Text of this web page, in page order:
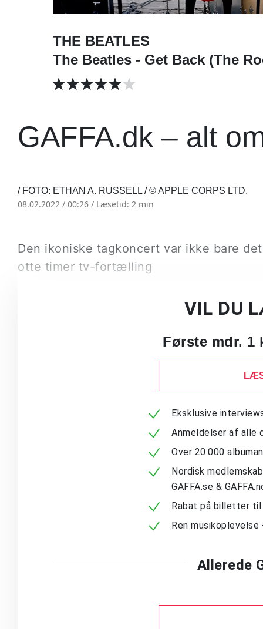
THE BEATLES
The Beatles - Get Back (The
GAFFA.dk – alt
/ FOTO: ETHAN A. RUSSELL / © APPLE CORPS LTD.
08.02.2022 / 00:26 / Læsetid: 2 min
Den ikoniske tagkoncert var ikke bare
otte timer tv-fortælling
VIL DU
Første mdr.
Eksklusive
Anmeldelser af alle
Over 20.000
Nordisk
GAFFA.se &
Rabat på billetter
Ren
Allerede